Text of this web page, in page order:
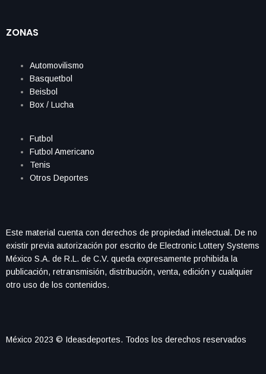
ZONAS
Automovilismo
Basquetbol
Beisbol
Box / Lucha
Futbol
Futbol Americano
Tenis
Otros Deportes
Este material cuenta con derechos de propiedad intelectual. De no
existir previa autorización por escrito de Electronic Lottery Systems
México S.A. de R.L. de C.V. queda expresamente prohibida la
publicación, retransmisión, distribución, venta, edición y cualquier
otro uso de los contenidos.
México 2023 © Ideasdeportes. Todos los derechos reservados